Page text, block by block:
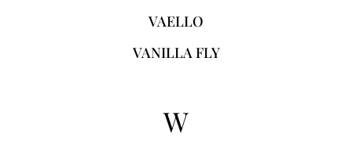
VAELLO
VANILLA FLY
W